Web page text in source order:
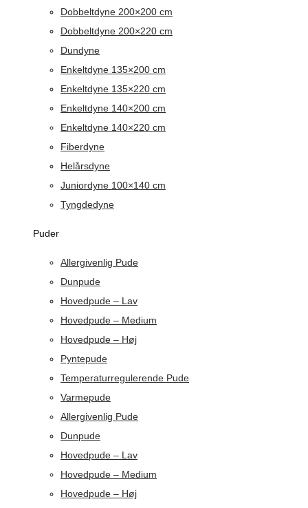
Dobbeltdyne 200×200 cm
Dobbeltdyne 200×220 cm
Dundyne
Enkeltdyne 135×200 cm
Enkeltdyne 135×220 cm
Enkeltdyne 140×200 cm
Enkeltdyne 140×220 cm
Fiberdyne
Helårsdyne
Juniordyne 100×140 cm
Tyngdedyne
Puder
Allergivenlig Pude
Dunpude
Hovedpude – Lav
Hovedpude – Medium
Hovedpude – Høj
Pyntepude
Temperaturregulerende Pude
Varmepude
Allergivenlig Pude
Dunpude
Hovedpude – Lav
Hovedpude – Medium
Hovedpude – Høj